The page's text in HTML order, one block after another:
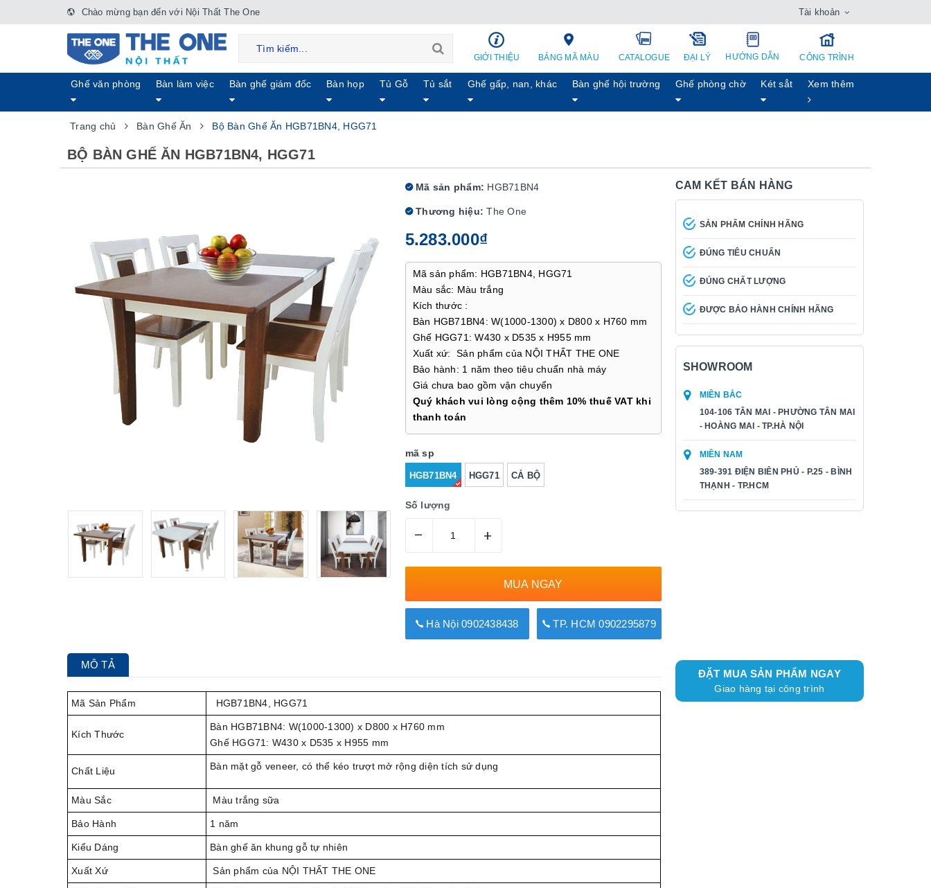
Chào mừng bạn đến với Nội Thất The One Tài khoản
GIỚI THIỆU BẢNG MÃ MÀU CATALOGUE ĐẠI LÝ HƯỚNG DẪN CÔNG TRÌNH
Ghế văn phòng Bàn làm việc Bàn ghế giám đốc Bàn họp Tủ Gỗ Tủ sắt Ghế gấp, nan, khác Bàn ghế hội trường Ghế phòng chờ Két sẳt Xem thêm
Trang chủ Bàn Ghế Ăn Bộ Bàn Ghế Ăn HGB71BN4, HGG71
BỘ BÀN GHẾ ĂN HGB71BN4, HGG71
Mã sản phẩm: HGB71BN4
Thương hiệu: The One
5.283.000₫
Mã sản phẩm: HGB71BN4, HGG71
Màu sắc: Màu trắng
Kích thước :
Bàn HGB71BN4: W(1000-1300) x D800 x H760 mm
Ghế HGG71: W430 x D535 x H955 mm
Xuất xứ: Sản phẩm của NỘI THẤT THE ONE
Bảo hành: 1 năm theo tiêu chuẩn nhà máy
Giá chưa bao gồm vận chuyển
Quý khách vui lòng cộng thêm 10% thuế VAT khi
thanh toán
mã sp
HGB71BN4 HGG71 CẢ BỘ
Số lượng
– +
MUA NGAY
Hà Nội 0902438438 TP. HCM 0902295879
CAM KẾT BÁN HÀNG
SẢN PHẨM CHÍNH HÃNG
ĐÚNG TIÊU CHUẨN
ĐÚNG CHẤT LƯỢNG
ĐƯỢC BẢO HÀNH CHÍNH HÃNG
SHOWROOM
MIỀN BẮC
104-106 TÂN MAI - PHƯỜNG TÂN MAI
- HOÀNG MAI - TP.HÀ NỘI
MIỀN NAM
389-391 ĐIỆN BIÊN PHỦ - P.25 - BÌNH
THẠNH - TP.HCM
MÔ TẢ
Mã Sản Phẩm HGB71BN4, HGG71
Kích Thước
Bàn HGB71BN4: W(1000-1300) x D800 x H760 mm
Ghế HGG71: W430 x D535 x H955 mm
Chất Liệu Bàn mặt gỗ veneer, có thể kéo trượt mở rộng diện tích sử dụng
Màu Sắc Màu trắng sữa
Bảo Hành 1 năm
Kiểu Dáng Bàn ghế ăn khung gỗ tự nhiên
Xuất Xứ Sản phẩm của NỘI THẤT THE ONE
ĐẶT MUA SẢN PHẨM NGAY
Giao hàng tại công trình